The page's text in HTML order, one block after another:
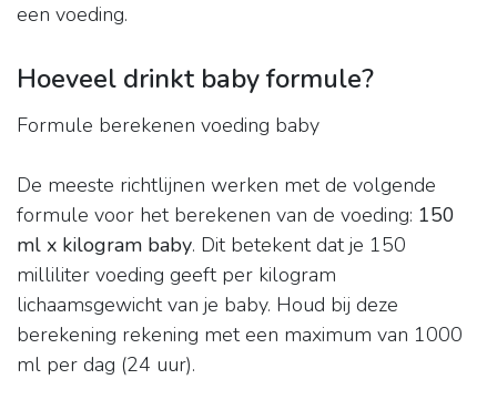
een voeding.
Hoeveel drinkt baby formule?
Formule berekenen voeding baby
De meeste richtlijnen werken met de volgende
formule voor het berekenen van de voeding: 150
ml x kilogram baby. Dit betekent dat je 150
milliliter voeding geeft per kilogram
lichaamsgewicht van je baby. Houd bij deze
berekening rekening met een maximum van 1000
ml per dag (24 uur).